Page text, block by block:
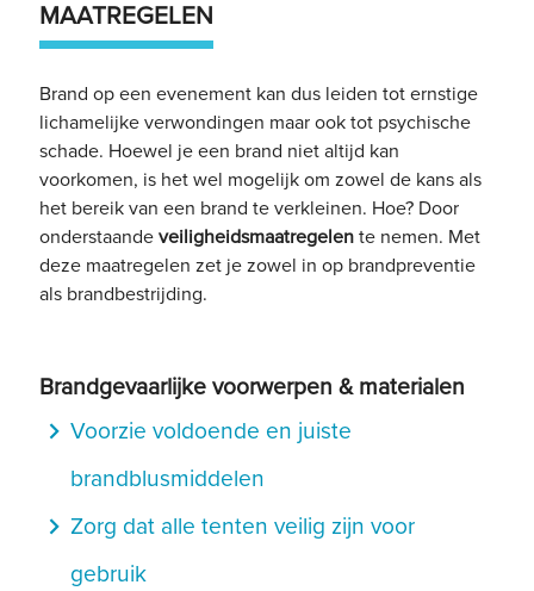
MAATREGELEN
Brand op een evenement kan dus leiden tot ernstige
lichamelijke verwondingen maar ook tot psychische
schade. Hoewel je een brand niet altijd kan
voorkomen, is het wel mogelijk om zowel de kans als
het bereik van een brand te verkleinen. Hoe? Door
onderstaande veiligheidsmaatregelente nemen. Met
deze maatregelen zet je zowel in op brandpreventie
als brandbestrijding.
Brandgevaarlijke voorwerpen & materialen
navigate_next Voorzie voldoende en juiste
brandblusmiddelen
navigate_next Zorg dat alle tenten veilig zijn voor
gebruik